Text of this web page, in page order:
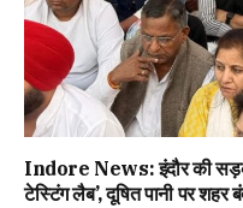
Indore News: इंदौर की
टेस्टिंग लैब’, दूषित पानी पर शहर